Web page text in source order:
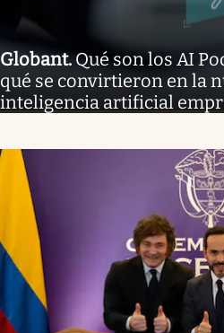
Globant.Qué son los AI
qué se convirtieron en la
inteligencia artificial